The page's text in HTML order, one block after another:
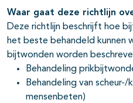
Waar gaat deze richtlijn
Deze richtlijn beschrijft hoe
het beste behandeld kunnen
bijtwonden worden
Behandeling
Behandeling van scheur-/
mensenbeten)